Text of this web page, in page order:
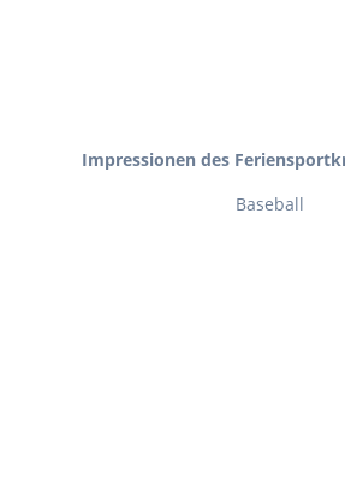
Impressionen des
Baseball